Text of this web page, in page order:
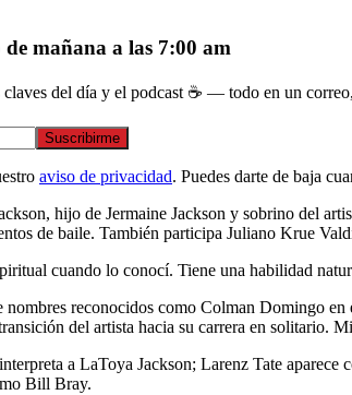
mañana a las 7:00 am
del día y el podcast ☕ — todo en un
Suscribirme
aviso de privacidad. Puedes darte de baja
hijo de Jermaine Jackson y sobrino del
de baile. También participa Juliano Krue
cuando lo conocí. Tiene una habilidad
nombres reconocidos como Colman Domingo en
del artista hacia su carrera en solitario.
a LaToya Jackson; Larenz Tate
Bill Bray.